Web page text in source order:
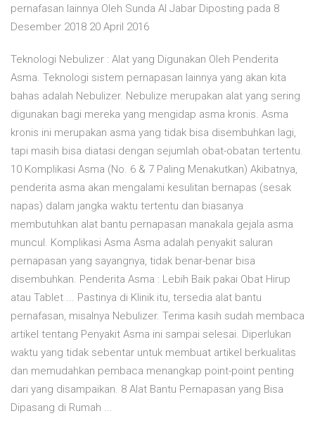
pernafasan lainnya Oleh Sunda Al Jabar Diposting pada 8
Desember 2018 20 April 2016
Teknologi Nebulizer : Alat yang Digunakan Oleh Penderita
Asma. Teknologi sistem pernapasan lainnya yang akan kita
bahas adalah Nebulizer. Nebulize merupakan alat yang sering
digunakan bagi mereka yang mengidap asma kronis. Asma
kronis ini merupakan asma yang tidak bisa disembuhkan lagi,
tapi masih bisa diatasi dengan sejumlah obat-obatan tertentu.
10 Komplikasi Asma (No. 6 & 7 Paling Menakutkan) Akibatnya,
penderita asma akan mengalami kesulitan bernapas (sesak
napas) dalam jangka waktu tertentu dan biasanya
membutuhkan alat bantu pernapasan manakala gejala asma
muncul. Komplikasi Asma Asma adalah penyakit saluran
pernapasan yang sayangnya, tidak benar-benar bisa
disembuhkan. Penderita Asma : Lebih Baik pakai Obat Hirup
atau Tablet ... Pastinya di Klinik itu, tersedia alat bantu
pernafasan, misalnya Nebulizer. Terima kasih sudah membaca
artikel tentang Penyakit Asma ini sampai selesai. Diperlukan
waktu yang tidak sebentar untuk membuat artikel berkualitas
dan memudahkan pembaca menangkap point-point penting
dari yang disampaikan. 8 Alat Bantu Pernapasan yang Bisa
Dipasang di Rumah ...